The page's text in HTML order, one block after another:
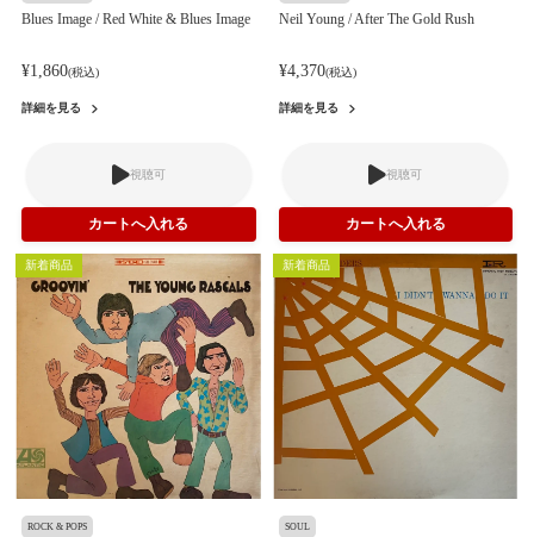
Blues Image / Red White & Blues Image
¥1,860(税込)
詳細を見る
視聴可
Neil Young / After The Gold Rush
¥4,370(税込)
詳細を見る
視聴可
新着商品
ROCK & POPS
新着商品
SOUL